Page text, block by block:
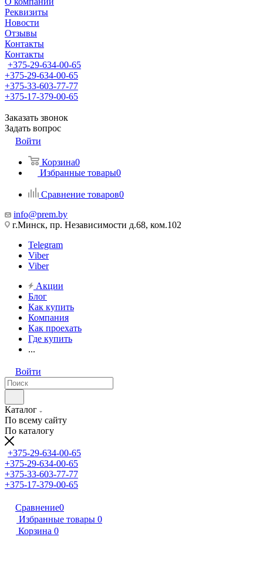
Реквизиты
Новости
Отзывы
Контакты
Контакты
+375-29-634-00-65
+375-29-634-00-65
+375-33-603-77-77
+375-17-379-00-65
Заказать звонок
Задать вопрос
Войти
Корзина0
Избранные товары0
Сравнение товаров0
info@prem.by
г.Минск, пр. Независимости д.68, ком.102
Telegram
Viber
Viber
Акции
Блог
Как купить
Компания
Как проехать
Где купить
...
Войти
Каталог
По всему сайту
По каталогу
+375-29-634-00-65
+375-29-634-00-65
+375-33-603-77-77
+375-17-379-00-65
Сравнение0
Избранные товары 0
Корзина 0